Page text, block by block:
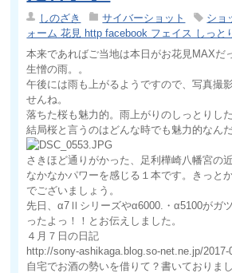
しのざき サイバーショット
ショ
ォーム 花見 http facebook フェイス しっと
本来であればご当地は本日がお花見MAXだ
生憎の雨。。
午後には雨も上がるようですので、写真撮
せんね。
落ちた桜も魅力的。雨上がりのしっとりし
結局桜と言うのはどんな時でも魅力的なん
さきほど通りがかった、足利樺崎八幡宮の近
なかなかパワーを感じる１本です。きっと
でございましょう。
先日、α7Ⅱシリーズやα6000.・α5100がガ
ったよっ！！とお伝えしました。
４月７日の日記
http://sony-ashikaga.blog.so-net.ne.jp/2017-
自宅でお酒の勢いを借りて？書いておりま